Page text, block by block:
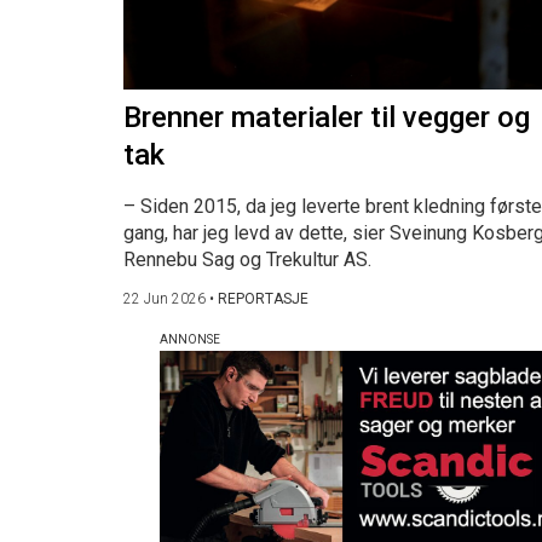
Brenner materialer til vegger og
tak
– Siden 2015, da jeg leverte brent kledning første
gang, har jeg levd av dette, sier Sveinung
Rennebu Sag og Trekultur AS.
22 Jun 2026 • REPORTASJE